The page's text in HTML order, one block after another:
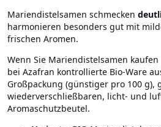
Mariendistelsamen schmecken
harmonieren besonders gut mit
frischen Aromen.
Wenn Sie Mariendistelsamen
bei Azafran kontrollierte Bio-Ware
Großpackung (günstiger pro 100 g),
wiederverschließbaren, licht- und
Aromaschutzbeutel.